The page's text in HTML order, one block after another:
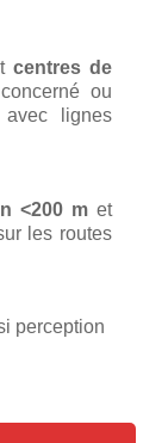
centres de
ou
lignes
<200 m et
les routes
perception